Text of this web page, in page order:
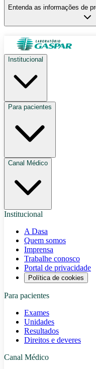
Entenda as informações de
Institucional
Para pacientes
Canal Médico
Institucional
A Dasa
Quem somos
Imprensa
Trabalhe conosco
Portal de privacidade
Política de cookies
Para pacientes
Exames
Unidades
Resultados
Direitos e deveres
Canal Médico